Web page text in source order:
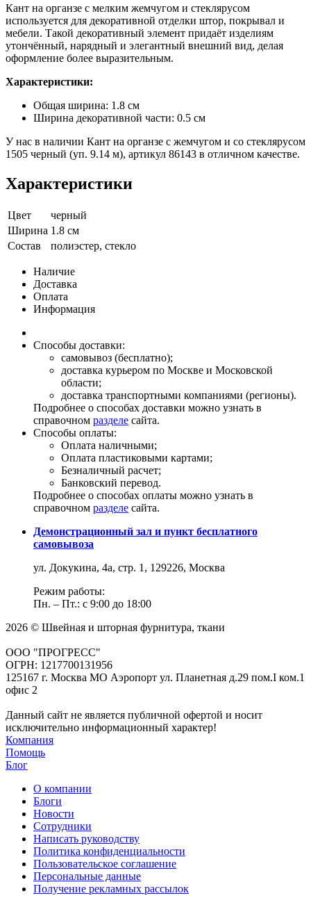
Кант на органзе с мелким жемчугом и стеклярусом
используется для декоративной отделки штор, покрывал и
мебели. Такой декоративный элемент придаёт изделиям
утончённый, нарядный и элегантный внешний вид, делая
оформление более выразительным.
Характеристики:
Общая ширина: 1.8 см
Ширина декоративной части: 0.5 см
У нас в наличии Кант на органзе с жемчугом и со стеклярусом
1505 черный (уп. 9.14 м), артикул 86143 в отличном качестве.
Характеристики
Цвет
черный
Ширина 1.8 см
Состав
полиэстер, стекло
Наличие
Доставка
Оплата
Информация
Способы доставки:
самовывоз (бесплатно);
доставка курьером по Москве и Московской
области;
доставка транспортными компаниями (регионы).
Подробнее о способах доставки можно узнать в
справочном разделе сайта.
Способы оплаты:
Оплата наличными;
Оплата пластиковыми картами;
Безналичный расчет;
Банковский перевод.
Подробнее о способах оплаты можно узнать в
справочном разделе сайта.
Демонстрационный зал и пункт бесплатного
самовывоза
ул. Докукина, 4а, стр. 1, 129226, Москва
Режим работы:
Пн. – Пт.: с 9:00 до 18:00
2026 © Швейная и шторная фурнитура, ткани
ООО "ПРОГРЕСС"
ОГРН: 1217700131956
125167 г. Москва МО Аэропорт ул. Планетная д.29 пом.I ком.1
офис 2
Данный сайт не является публичной офертой и носит
исключительно информационный характер!
Компания
Помощь
Блог
О компании
Блоги
Новости
Сотрудники
Написать руководству
Политика конфиденциальности
Пользовательское соглашение
Персональные данные
Получение рекламных рассылок